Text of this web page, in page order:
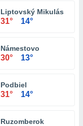
Liptovský Mikulás
31° 14°
Námestovo
30° 13°
Podbiel
31° 14°
Ruzomberok